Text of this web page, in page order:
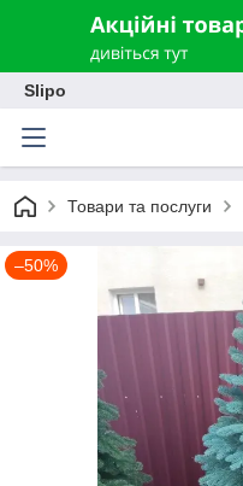
Slipo
Товари та послуги
–50%